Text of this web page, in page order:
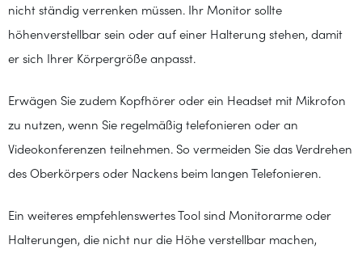
nicht ständig verrenken müssen. Ihr Monitor sollte
höhenverstellbar sein oder auf einer Halterung stehen, damit
er sich Ihrer Körpergröße anpasst.
Erwägen Sie zudem Kopfhörer oder ein Headset mit Mikrofon
zu nutzen, wenn Sie regelmäßig telefonieren oder an
Videokonferenzen teilnehmen. So vermeiden Sie das Verdrehen
des Oberkörpers oder Nackens beim langen Telefonieren.
Ein weiteres empfehlenswertes Tool sind Monitorarme oder
Halterungen, die nicht nur die Höhe verstellbar machen,